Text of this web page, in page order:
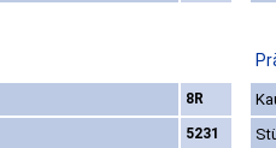
8R
5231